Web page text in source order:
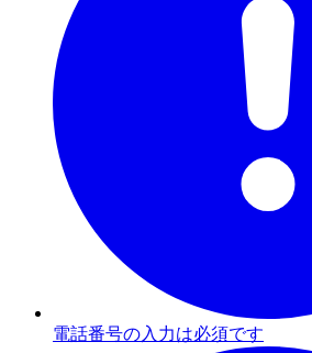
電話番号の入力は必須です